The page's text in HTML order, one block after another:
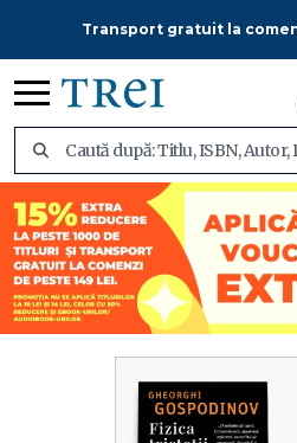
Transport gratuit la